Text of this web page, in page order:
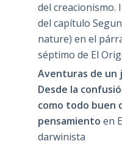
del creacionismo.
del capítulo
nature) en el
séptimo de El
Aventuras de un
Desde la
como todo buen
pensamiento en
darwinista